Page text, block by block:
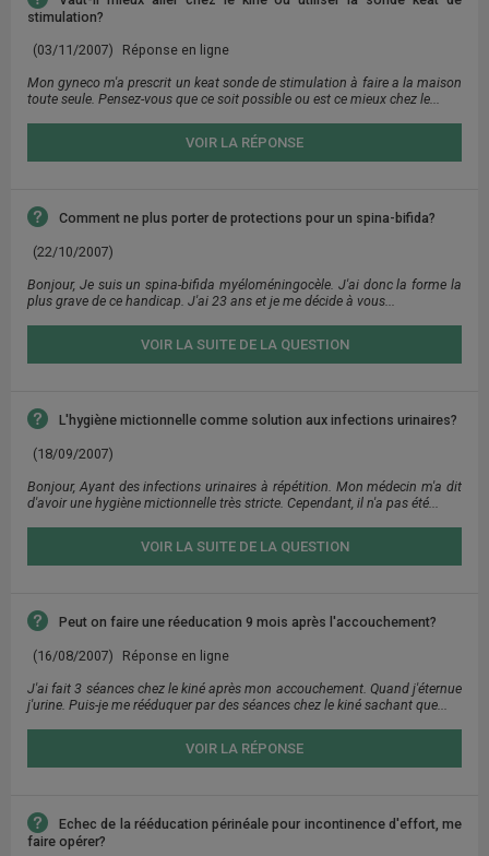
stimulation?
(03/11/2007)
Réponse en ligne
Mon gyneco m'a prescrit un keat sonde de stimulation à faire a la maison
toute seule. Pensez-vous que ce soit possible ou est ce mieux chez le...
VOIR LA RÉPONSE
Comment ne plus porter de protections pour un spina-bifida?
(22/10/2007)
Bonjour, Je suis un spina-bifida myéloméningocèle. J'ai donc la forme la
plus grave de ce handicap. J'ai 23 ans et je me décide à vous...
VOIR LA SUITE DE LA QUESTION
L'hygiène mictionnelle comme solution aux infections urinaires?
(18/09/2007)
Bonjour, Ayant des infections urinaires à répétition. Mon médecin m'a dit
d'avoir une hygiène mictionnelle très stricte. Cependant, il n'a pas été...
VOIR LA SUITE DE LA QUESTION
Peut on faire une réeducation 9 mois après l'accouchement?
(16/08/2007)
Réponse en ligne
J'ai fait 3 séances chez le kiné après mon accouchement. Quand j'éternue
j'urine. Puis-je me rééduquer par des séances chez le kiné sachant que...
VOIR LA RÉPONSE
Echec de la rééducation périnéale pour incontinence d'effort, me
faire opérer?